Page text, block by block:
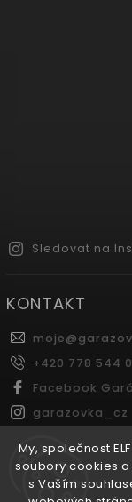
My, společnost
soubory cookies
s Vaším
Sledovat na
KONTAKT
moje@
+420 778 544
Facebook
garazovka_cz
FACEBOOK